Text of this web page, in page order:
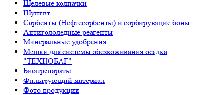
Щелевые колпачки
Шунгит
Сорбенты (Нефтесорбенты) и сорбирующие боны
Антигололедные реагенты
Минеральные удобрения
Мешки для системы обезвоживания осадка
"ТЕХНОБАГ"
Биопрепараты
Фильтрующий материал
Фото продукции